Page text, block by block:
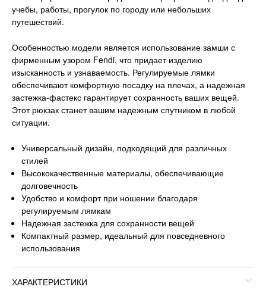
учебы, работы, прогулок по городу или небольших
путешествий.
Особенностью модели является использование замши с
фирменным узором Fendi, что придает изделию
изысканность и узнаваемость. Регулируемые лямки
обеспечивают комфортную посадку на плечах, а надежная
застежка-фастекс гарантирует сохранность ваших вещей.
Этот рюкзак станет вашим надежным спутником в любой
ситуации.
Универсальный дизайн, подходящий для различных
стилей
Высококачественные материалы, обеспечивающие
долговечность
Удобство и комфорт при ношении благодаря
регулируемым лямкам
Надежная застежка для сохранности вещей
Компактный размер, идеальный для повседневного
использования
ХАРАКТЕРИСТИКИ